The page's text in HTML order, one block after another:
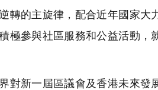
轉的主旋律，配合近年國家
極參與社區服務和公益活動
對新一屆區議會及香港未來發